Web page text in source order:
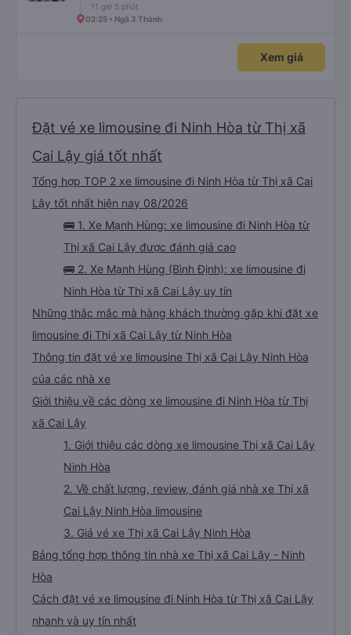
11 giờ 5 phút
02:25 • Ngã 3 Thành
Xem giá
Đặt vé xe limousine đi Ninh Hòa từ Thị xã
Cai Lậy giá tốt nhất
Tổng hợp TOP 2 xe limousine đi Ninh Hòa từ Thị xã Cai
Lậy tốt nhất hiện nay 08/2026
🚌 1. Xe Mạnh Hùng: xe limousine đi Ninh Hòa từ
Thị xã Cai Lậy được đánh giá cao
🚌 2. Xe Mạnh Hùng (Bình Định): xe limousine đi
Ninh Hòa từ Thị xã Cai Lậy uy tín
Những thắc mắc mà hàng khách thường gặp khi đặt xe
limousine đi Thị xã Cai Lậy từ Ninh Hòa
Thông tin đặt vé xe limousine Thị xã Cai Lậy Ninh Hòa
của các nhà xe
Giới thiệu về các dòng xe limousine đi Ninh Hòa từ Thị
xã Cai Lậy
1. Giới thiệu các dòng xe limousine Thị xã Cai Lậy
Ninh Hòa
2. Về chất lượng, review, đánh giá nhà xe Thị xã
Cai Lậy Ninh Hòa limousine
3. Giá vé xe Thị xã Cai Lậy Ninh Hòa
Bảng tổng hợp thông tin nhà xe Thị xã Cai Lậy - Ninh
Hòa
Cách đặt vé xe limousine đi Ninh Hòa từ Thị xã Cai Lậy
nhanh và uy tín nhất